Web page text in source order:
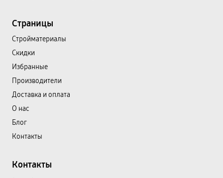
Страницы
Cтройматериалы
Скидки
Избранные
Производители
Доставка и оплата
О нас
Блог
Контакты
Контакты